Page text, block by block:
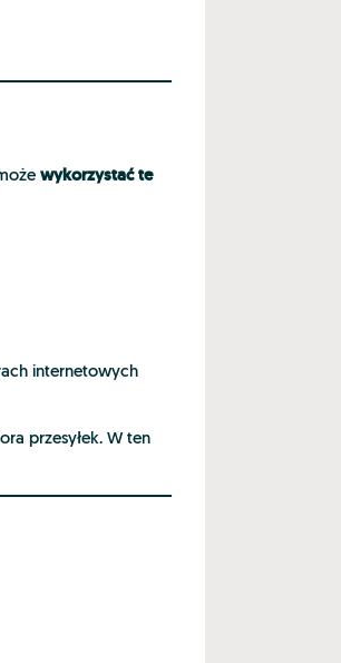
wykorzystać te
internetowych
przesyłek. W ten